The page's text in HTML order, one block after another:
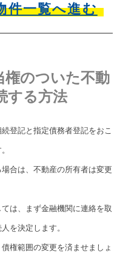
件一覧へ進む
権のついた不動
する方法
登記と指定債務者登記をおこ
合は、不動産の所有者は変更
は、まず金融機関に連絡を取
を決定します。
権範囲の変更を済ませましょ